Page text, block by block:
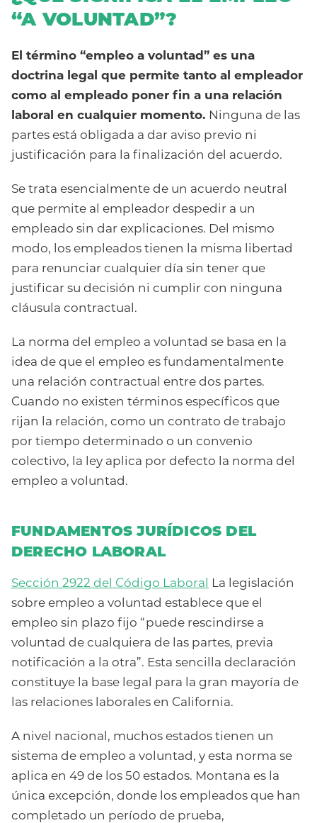
“A VOLUNTAD”?
El término “empleo a voluntad” es una
doctrina legal que permite tanto al empleador
como al empleado poner fin a una relación
laboral en cualquier momento. Ninguna de las
partes está obligada a dar aviso previo ni
justificación para la finalización del acuerdo.
Se trata esencialmente de un acuerdo neutral
que permite al empleador despedir a un
empleado sin dar explicaciones. Del mismo
modo, los empleados tienen la misma libertad
para renunciar cualquier día sin tener que
justificar su decisión ni cumplir con ninguna
cláusula contractual.
La norma del empleo a voluntad se basa en la
idea de que el empleo es fundamentalmente
una relación contractual entre dos partes.
Cuando no existen términos específicos que
rijan la relación, como un contrato de trabajo
por tiempo determinado o un convenio
colectivo, la ley aplica por defecto la norma del
empleo a voluntad.
FUNDAMENTOS JURÍDICOS DEL
DERECHO LABORAL
Sección 2922 del Código Laboral La legislación
sobre empleo a voluntad establece que el
empleo sin plazo fijo “puede rescindirse a
voluntad de cualquiera de las partes, previa
notificación a la otra”. Esta sencilla declaración
constituye la base legal para la gran mayoría de
las relaciones laborales en California.
A nivel nacional, muchos estados tienen un
sistema de empleo a voluntad, y esta norma se
aplica en 49 de los 50 estados. Montana es la
única excepción, donde los empleados que han
completado un período de prueba,